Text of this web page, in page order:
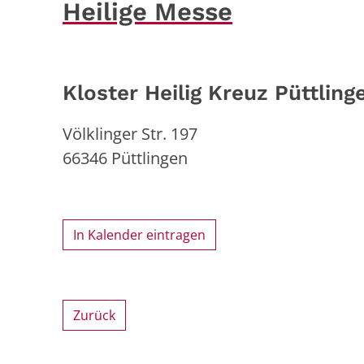
Heilige Messe
Kloster Heilig Kreuz
Völklinger Str. 197
66346 Püttlingen
In Kalender eintragen
Zurück